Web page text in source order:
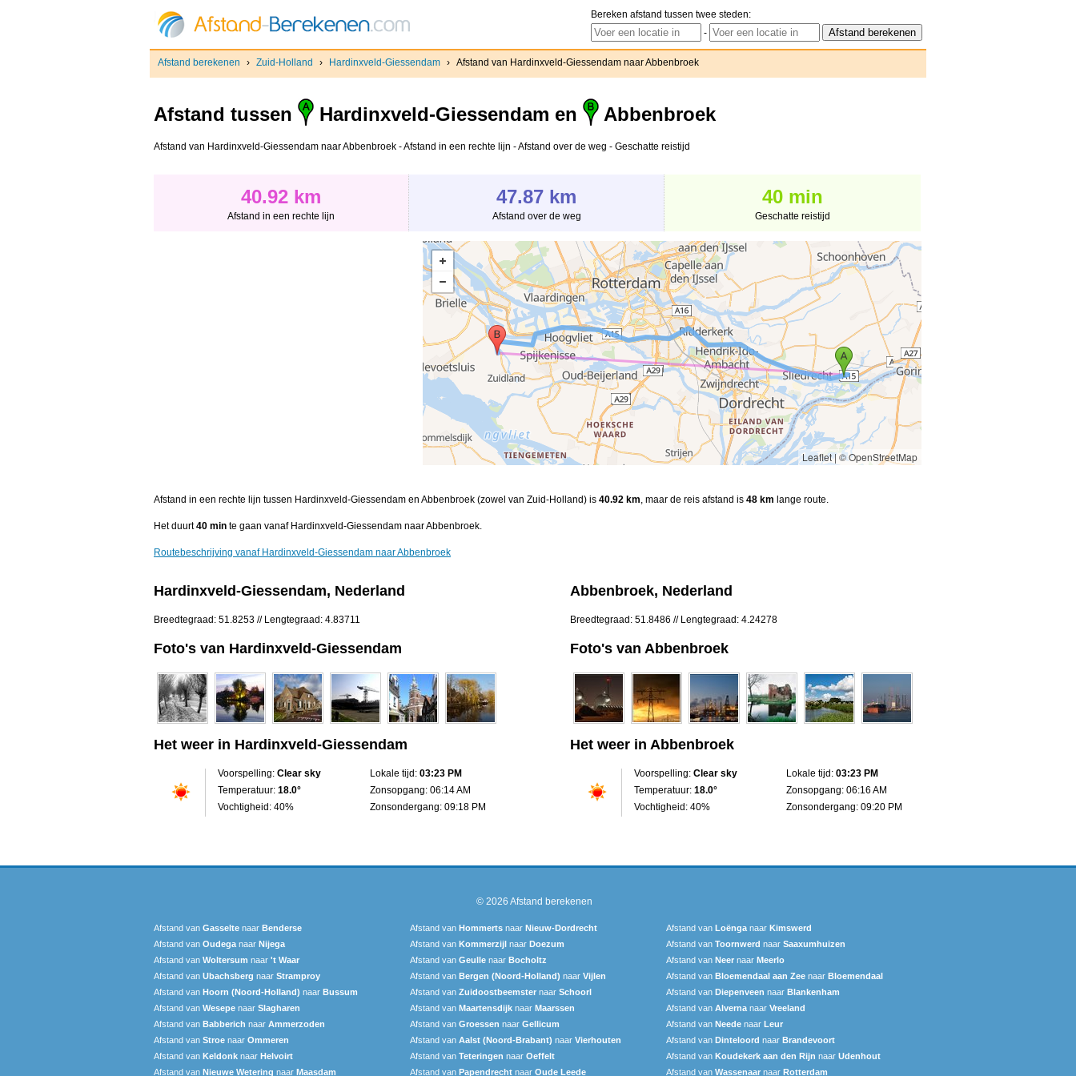
Bereken afstand tussen twee steden:
-
Afstand berekenen › Zuid-Holland › Hardinxveld-Giessendam › Afstand van Hardinxveld-Giessendam naar Abbenbroek
Afstand tussen Hardinxveld-Giessendam en Abbenbroek
Afstand van Hardinxveld-Giessendam naar Abbenbroek - Afstand in een rechte lijn - Afstand over de weg - Geschatte reistijd
40.92 km
Afstand in een rechte lijn
47.87 km
Afstand over de weg
40 min
Geschatte reistijd
Leaflet|© OpenStreetMap
Afstand in een rechte lijn tussen Hardinxveld-Giessendam en Abbenbroek (zowel van Zuid-Holland) is 40.92 km, maar de reis afstand is 48 km lange route.
Het duurt40 min te gaan vanaf Hardinxveld-Giessendam naar Abbenbroek.
Routebeschrijving vanaf Hardinxveld-Giessendam naar Abbenbroek
Hardinxveld-Giessendam, Nederland
Breedtegraad: 51.8253 // Lengtegraad: 4.83711
Foto's van Hardinxveld-Giessendam
Het weer in Hardinxveld-Giessendam
Voorspelling: Clear sky
Temperatuur: 18.0°
Vochtigheid: 40%
Lokale tijd: 03:23 PM
Zonsopgang: 06:14 AM
Zonsondergang: 09:18 PM
Abbenbroek, Nederland
Breedtegraad: 51.8486 // Lengtegraad: 4.24278
Foto's van Abbenbroek
Het weer in Abbenbroek
Voorspelling: Clear sky
Temperatuur: 18.0°
Vochtigheid: 40%
Lokale tijd: 03:23 PM
Zonsopgang: 06:16 AM
Zonsondergang: 09:20 PM
© 2026 Afstand berekenen
Afstand van Gasselte naar Benderse Afstand van Hommerts naar Nieuw-Dordrecht Afstand van Loënga naar Kimswerd
Afstand van Oudega naar Nijega Afstand van Kommerzijl naar Doezum Afstand van Toornwerd naar Saaxumhuizen
Afstand van Woltersum naar 't Waar Afstand van Geulle naar Bocholtz Afstand van Neer naar Meerlo
Afstand van Ubachsberg naar Stramproy Afstand van Bergen (Noord-Holland) naar Vijlen Afstand van Bloemendaal aan Zee naar Bloemendaal
Afstand van Hoorn (Noord-Holland) naar Bussum Afstand van Zuidoostbeemster naar Schoorl Afstand van Diepenveen naar Blankenham
Afstand van Wesepe naar Slagharen Afstand van Maartensdijk naar Maarssen Afstand van Alverna naar Vreeland
Afstand van Babberich naar Ammerzoden Afstand van Groessen naar Gellicum Afstand van Neede naar Leur
Afstand van Stroe naar Ommeren Afstand van Aalst (Noord-Brabant) naar Vierhouten Afstand van Dinteloord naar Brandevoort
Afstand van Keldonk naar Helvoirt Afstand van Teteringen naar Oeffelt Afstand van Koudekerk aan den Rijn naar Udenhout
Afstand van Nieuwe Wetering naar Maasdam Afstand van Papendrecht naar Oude Leede Afstand van Wassenaar naar Rotterdam